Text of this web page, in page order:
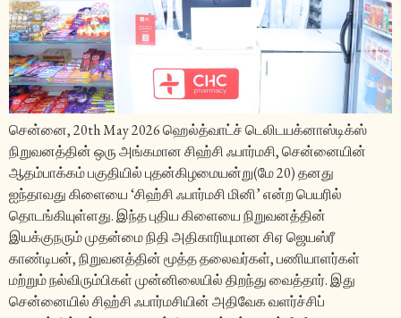
சென்னை, 20th May 2026 ஹெல்த்வாட்ச் டெலிடயக்னாஸ்டிக்ஸ்
நிறுவனத்தின் ஒரு அங்கமான சிஹ்சி ஃபார்மசி, சென்னையின்
ஆதம்பாக்கம் பகுதியில் புதன்கிழமையன்று(மே 20) தனது
ஐந்தாவது கிளையை ‘சிஹ்சி ஃபார்மசி மினி’ என்ற பெயரில்
தொடங்கியுள்ளது. இந்த புதிய கிளையை நிறுவனத்தின்
இயக்குநரும் முதன்மை நிதி அதிகாரியுமான சிஏ ஜெயஸ்ரீ
காண்டிபன், நிறுவனத்தின் மூத்த தலைவர்கள், பணியாளர்கள்
மற்றும் நல்விரும்பிகள் முன்னிலையில் திறந்து வைத்தார். இது
சென்னையில் சிஹ்சி ஃபார்மசியின் அதிவேக வளர்ச்சிப்